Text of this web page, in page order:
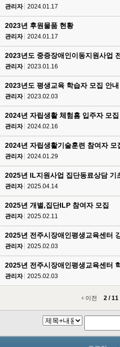
관리자 2024.01.17
2023년 후원물품 현황
관리자 2024.01.17
2023년도 중증장애인이동지원사업
관리자 2023.01.16
2023년도 평생교육 학습자 모집 안내
관리자 2023.02.03
2024년 자립생활 체험홈 입주자 모집
관리자 2024.02.16
2024년 자립생활기술훈련 참여자 모
관리자 2024.01.29
2025년 IL지원사업 집단동료상담 기
관리자 2025.04.14
2025년 개별,집단ILP 참여자 모집
관리자 2025.02.11
2025년 전주시장애인평생교육센터
관리자 2025.02.03
2025년 전주시장애인평생교육센터
관리자 2025.02.03
이전 2 / 11